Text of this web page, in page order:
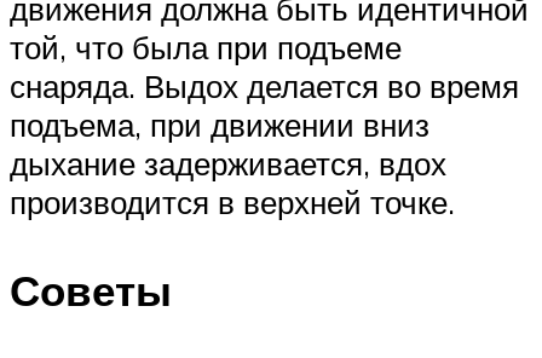
движения должна быть идентичной
той, что была при подъеме
снаряда. Выдох делается во время
подъема, при движении вниз
дыхание задерживается, вдох
производится в верхней точке.
Советы